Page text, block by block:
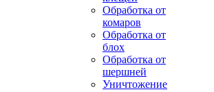
Обработка от
комаров
Обработка от
блох
Обработка от
шершней
Уничтожение